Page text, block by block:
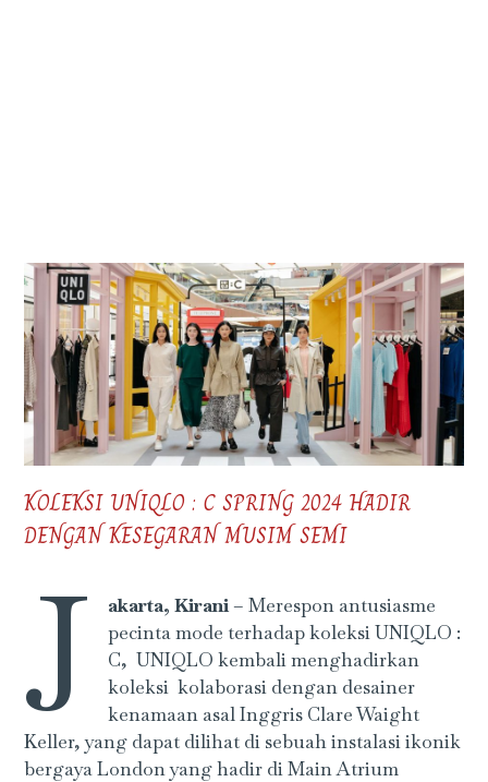
KOLEKSI UNIQLO : C SPRING 2024 HADIR
DENGAN KESEGARAN MUSIM SEMI
J akarta, Kirani– Merespon antusiasme
pecinta mode terhadap koleksi UNIQLO :
C, UNIQLO kembali menghadirkan
koleksi kolaborasi dengan desainer
kenamaan asal Inggris Clare Waight
Keller, yang dapat dilihat di sebuah instalasi ikonik
bergaya London yang hadir di Main Atrium